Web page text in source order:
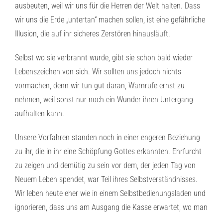
ausbeuten, weil wir uns für die Herren der Welt halten. Dass
wir uns die Erde „untertan“ machen sollen, ist eine gefährliche
Illusion, die auf ihr sicheres Zerstören hinausläuft.
Selbst wo sie verbrannt wurde, gibt sie schon bald wieder
Lebenszeichen von sich. Wir sollten uns jedoch nichts
vormachen, denn wir tun gut daran, Warnrufe ernst zu
nehmen, weil sonst nur noch ein Wunder ihren Untergang
aufhalten kann.
Unsere Vorfahren standen noch in einer engeren Beziehung
zu ihr, die in ihr eine Schöpfung Gottes erkannten. Ehrfurcht
zu zeigen und demütig zu sein vor dem, der jeden Tag von
Neuem Leben spendet, war Teil ihres Selbstverständnisses.
Wir leben heute eher wie in einem Selbstbedienungsladen und
ignorieren, dass uns am Ausgang die Kasse erwartet, wo man